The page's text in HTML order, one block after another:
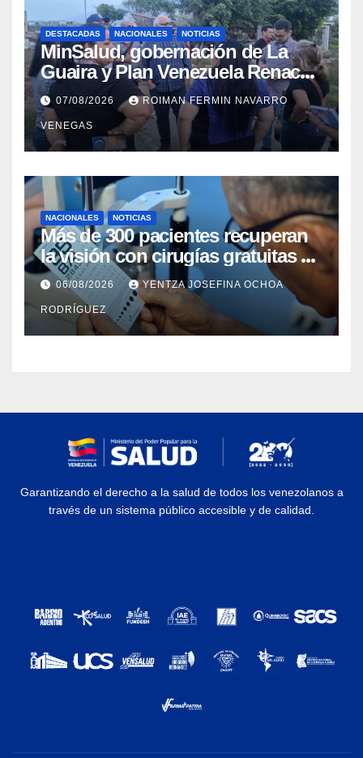
DESTACADAS NACIONALES NOTICIAS
MinSalud, gobernación de La
Guaira y Plan Venezuela Renace
iniciaron la rehabilitación integral
del Centro Psicofamiliar El Niño y
el Mar
07/08/2026 ROIMAN FERMIN NAVARRO
VENEGAS
NACIONALES NOTICIAS
Más de 300 pacientes recuperan
la visión con cirugías gratuitas de
cataratas en Zulia
06/08/2026 YENTZA JOSEFINA OCHOA
RODRÍGUEZ
Garantizando el derecho a la salud de todos los venezolanos a
través de un sistema público accesible y de calidad.